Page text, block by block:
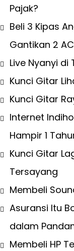
Pajak?
Beli 3 Kipas
Gantikan 2 AC
Live Nyanyi di
Kunci Gitar
Kunci Gitar
Internet
Hampir 1
Kunci Gitar
Tersayang
Membeli
Asuransi Itu
dalam
Membeli HP